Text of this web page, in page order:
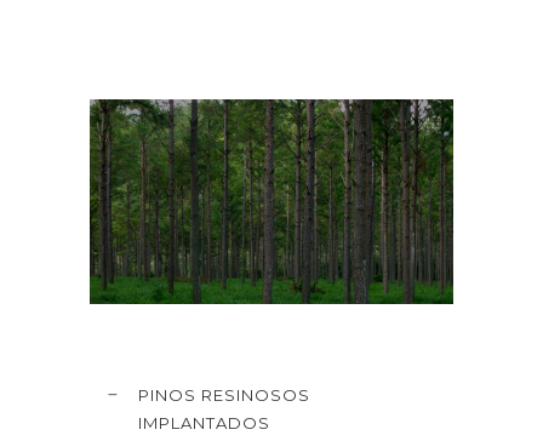
PINOS RESINOSOS
IMPLANTADOS